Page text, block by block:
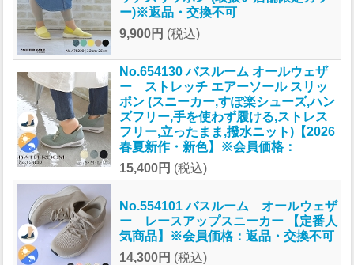
ー)※返品・交換不可
9,900円 (税込)
No.654130 バスルーム オールウェザ
ー ストレッチ エアーソール スリッ
ポン (スニーカー,すぽ楽シューズ,ハン
ズフリー,手を使わず履ける,ストレス
フリー,立ったまま,撥水ニット)【2026
春夏新作・新色】※会員価格：
15,400円 (税込)
No.554101 バスルーム オールウェザ
ー レースアップスニーカー 【定番人
気商品】※会員価格：返品・交換不可
14,300円 (税込)